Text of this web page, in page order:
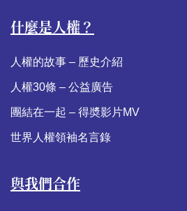
什麼是人權？
人權的故事 – 歷史介紹
人權30條 – 公益廣告
團結在一起 – 得奬影片MV
世界人權領袖名言錄
與我們合作